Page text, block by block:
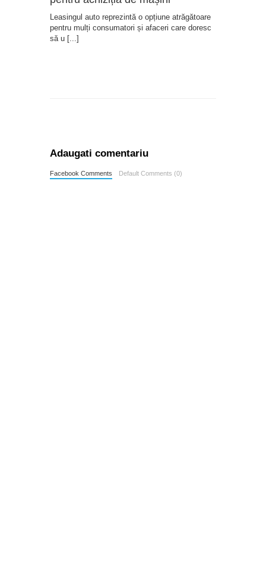
Leasingul auto reprezintă o opțiune atrăgătoare
pentru mulți consumatori și afaceri care doresc
să u [...]
Adaugati comentariu
Facebook Comments Default Comments (0)